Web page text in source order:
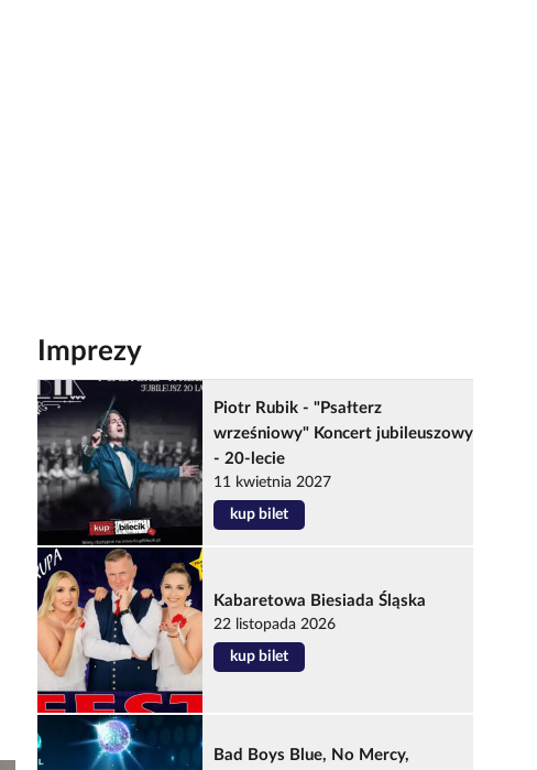
Imprezy
Piotr Rubik - "Psałterz
wrześniowy" Koncert jubileuszowy
- 20-lecie
11 kwietnia 2027
kup bilet
Kabaretowa Biesiada Śląska
22 listopada 2026
kup bilet
Bad Boys Blue, No Mercy,